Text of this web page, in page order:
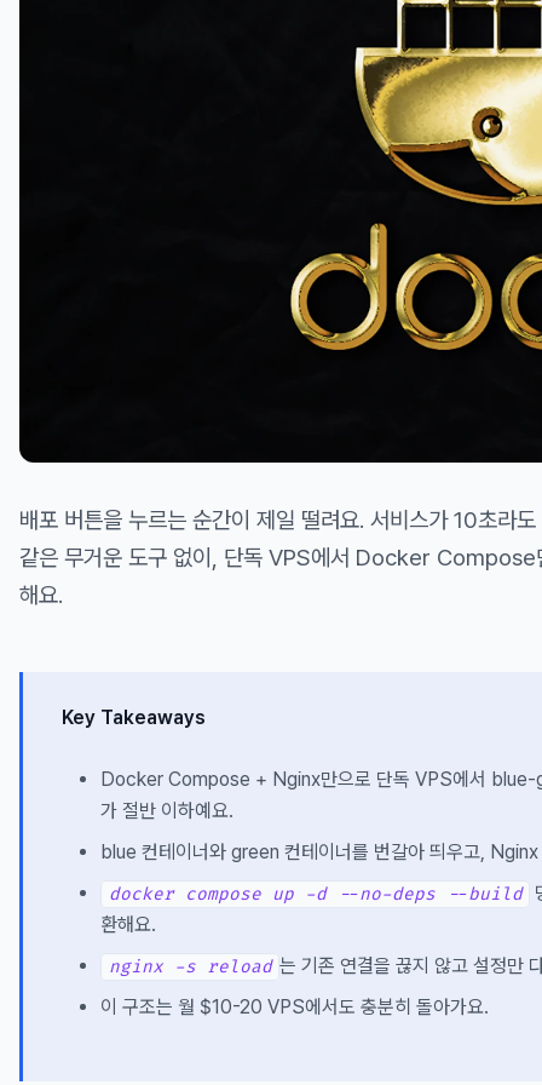
배포 버튼을 누르는 순간이 제일 떨려요. 서비스가 10초라
같은 무거운 도구 없이, 단독 VPS에서 Docker Compose
해요.
Key Takeaways
Docker Compose + Nginx만으로 단독 VPS에서 blue-
가 절반 이하예요.
blue 컨테이너와 green 컨테이너를 번갈아 띄우고,
docker compose up -d --no-deps --build
환해요.
nginx -s reload 는 기존 연결을 끊지 않고 설정만
이 구조는 월 $10-20 VPS에서도 충분히 돌아가요.